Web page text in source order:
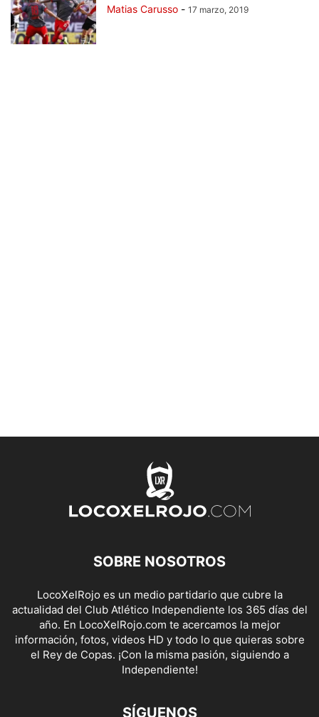
Matias Carusso - 17 marzo, 2019
SOBRE NOSOTROS
LocoXelRojo es un medio partidario que cubre la
actualidad del Club Atlético Independiente los 365 días del
año. En LocoXelRojo.com te acercamos la mejor
información, fotos, videos HD y todo lo que quieras sobre
el Rey de Copas. ¡Con la misma pasión, siguiendo a
Independiente!
SÍGUENOS